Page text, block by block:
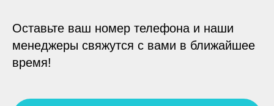
Оставьте ваш номер телефона и наши
менеджеры свяжутся с вами в ближайшее
время!